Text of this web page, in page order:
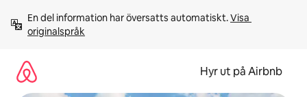
innehåll
En del information har översatts automatiskt. Visa
originalspråk
Hyr ut på Airbnb